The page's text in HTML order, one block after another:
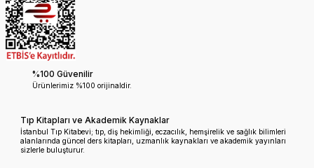
%100 Güvenilir
Ürünlerimiz %100 orijinaldir.
Tıp Kitapları ve Akademik Kaynaklar
İstanbul Tıp Kitabevi; tıp, diş hekimliği, eczacılık, hemşirelik ve sağlık bilimleri
alanlarında güncel ders kitapları, uzmanlık kaynakları ve akademik yayınları
sizlerle buluşturur.